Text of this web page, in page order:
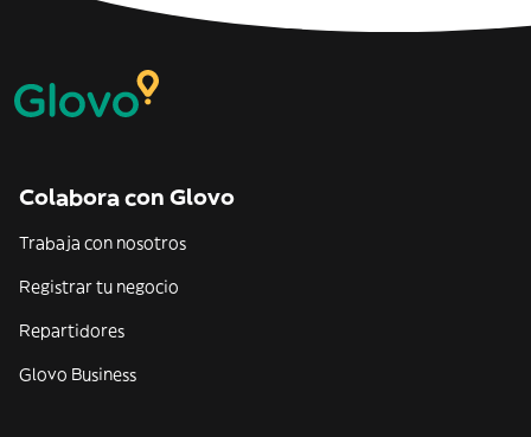
Colabora con Glovo
Trabaja con nosotros
Registrar tu negocio
Repartidores
Glovo Business